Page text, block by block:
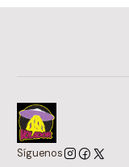
Síguenos